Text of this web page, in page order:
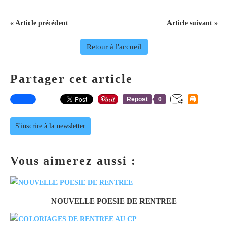
« Article précédent Article suivant »
Retour à l'accueil
Partager cet article
Repost 0
S'inscrire à la newsletter
Vous aimerez aussi :
NOUVELLE POESIE DE RENTREE